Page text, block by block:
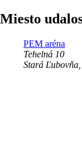
Miesto
PEM aréna
Tehelná 10
Stará Ľubovňa